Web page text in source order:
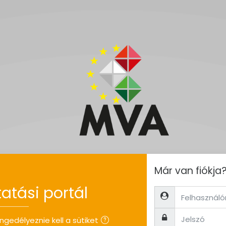
portál
kell a sütiket
Már van
Felhasználónév
Jelszó